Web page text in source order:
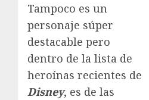
Tampoco es un
personaje súper
destacable pero
dentro de la lista de
heroínas recientes de
Disney, es de las